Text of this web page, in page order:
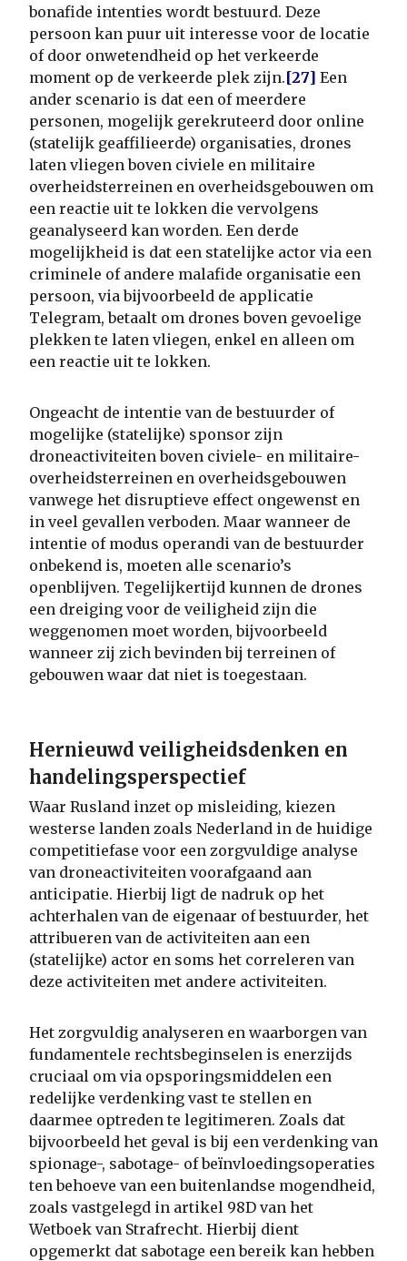
bonafide intenties wordt bestuurd. Deze
persoon kan puur uit interesse voor de locatie
of door onwetendheid op het verkeerde
moment op de verkeerde plek zijn.[27] Een
ander scenario is dat een of meerdere
personen, mogelijk gerekruteerd door online
(statelijk geaffilieerde) organisaties, drones
laten vliegen boven civiele en militaire
overheidsterreinen en overheidsgebouwen om
een reactie uit te lokken die vervolgens
geanalyseerd kan worden. Een derde
mogelijkheid is dat een statelijke actor via een
criminele of andere malafide organisatie een
persoon, via bijvoorbeeld de applicatie
Telegram, betaalt om drones boven gevoelige
plekken te laten vliegen, enkel en alleen om
een reactie uit te lokken.
Ongeacht de intentie van de bestuurder of
mogelijke (statelijke) sponsor zijn
droneactiviteiten boven civiele- en militaire-
overheidsterreinen en overheidsgebouwen
vanwege het disruptieve effect ongewenst en
in veel gevallen verboden. Maar wanneer de
intentie of modus operandi van de bestuurder
onbekend is, moeten alle scenario’s
openblijven. Tegelijkertijd kunnen de drones
een dreiging voor de veiligheid zijn die
weggenomen moet worden, bijvoorbeeld
wanneer zij zich bevinden bij terreinen of
gebouwen waar dat niet is toegestaan.
Hernieuwd veiligheidsdenken en
handelingsperspectief
Waar Rusland inzet op misleiding, kiezen
westerse landen zoals Nederland in de huidige
competitiefase voor een zorgvuldige analyse
van droneactiviteiten voorafgaand aan
anticipatie. Hierbij ligt de nadruk op het
achterhalen van de eigenaar of bestuurder, het
attribueren van de activiteiten aan een
(statelijke) actor en soms het correleren van
deze activiteiten met andere activiteiten.
Het zorgvuldig analyseren en waarborgen van
fundamentele rechtsbeginselen is enerzijds
cruciaal om via opsporingsmiddelen een
redelijke verdenking vast te stellen en
daarmee optreden te legitimeren. Zoals dat
bijvoorbeeld het geval is bij een verdenking van
spionage-, sabotage- of beïnvloedingsoperaties
ten behoeve van een buitenlandse mogendheid,
zoals vastgelegd in artikel 98D van het
Wetboek van Strafrecht. Hierbij dient
opgemerkt dat sabotage een bereik kan hebben